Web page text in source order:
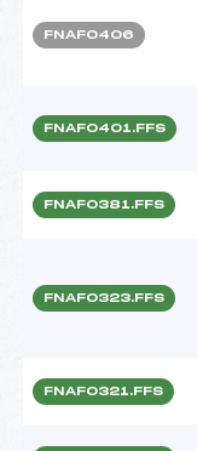
FNAF0406
FNAF0401.FFS
FNAF0381.FFS
FNAF0323.FFS
FNAF0321.FFS